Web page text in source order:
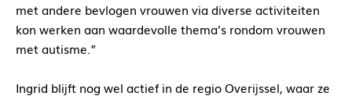
met andere bevlogen vrouwen via diverse activiteiten
kon werken aan waardevolle thema’s rondom vrouwen
met autisme.”
Ingrid blijft nog wel actief in de regio Overijssel, waar ze